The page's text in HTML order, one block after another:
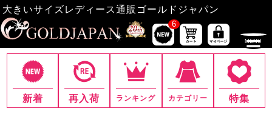
大きいサイズレディース通販ゴールドジャパン
6
新着 再入荷 ランキング カテゴリー 特集